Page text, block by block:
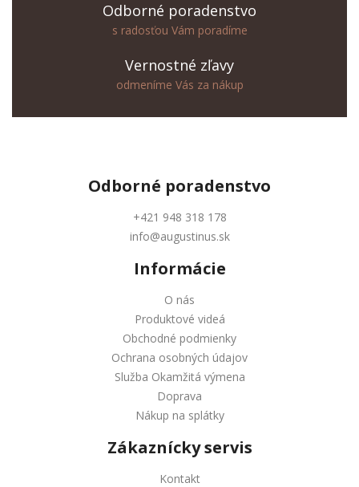
Odborné poradenstvo
s radosťou Vám poradíme
Vernostné zľavy
odmeníme Vás za nákup
Odborné poradenstvo
+421 948 318 178
info@augustinus.sk
Informácie
O nás
Produktové videá
Obchodné podmienky
Ochrana osobných údajov
Služba Okamžitá výmena
Doprava
Nákup na splátky
Zákaznícky servis
Kontakt